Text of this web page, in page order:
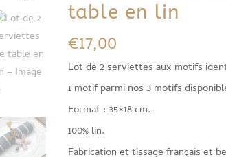
table en lin
€17,00
Lot de 2 serviettes aux motifs
1 motif parmi nos 3 motifs
Format : 35×18 cm.
100% lin.
Fabrication et tissage français et